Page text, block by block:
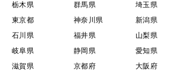
栃木県
群馬県 埼玉県
東京都
神奈川県 新潟県
石川県
福井県 山梨県
岐阜県
静岡県 愛知県
滋賀県
京都府 大阪府